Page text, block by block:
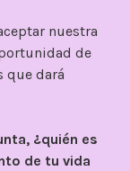
nuestra
de
que dará
¿quién es
de tu vida